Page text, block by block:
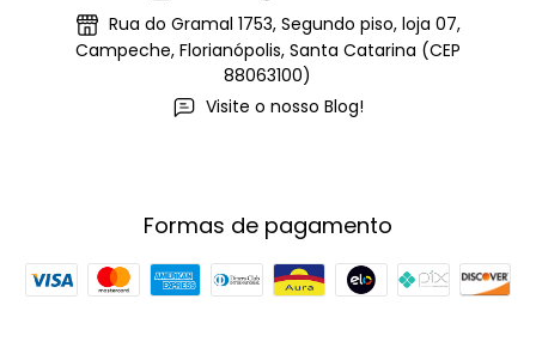
Rua do Gramal 1753, Segundo piso, loja 07,
Campeche, Florianópolis, Santa Catarina (CEP
88063100)
Visite o nosso Blog!
Formas de pagamento